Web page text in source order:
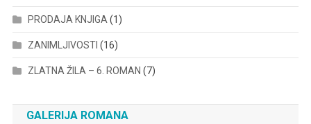
PRODAJA KNJIGA (1)
ZANIMLJIVOSTI (16)
ZLATNA ŽILA – 6. ROMAN (7)
GALERIJA ROMANA